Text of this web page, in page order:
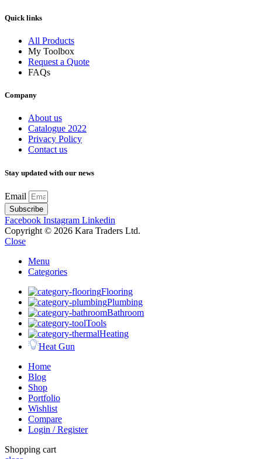
Quick links
All Products
My Toolbox
Request a Quote
FAQs
Company
About us
Catalogue 2022
Privacy Policy
Contact us
Stay updated with our news
Email
Subscribe
Facebook Instagram Linkedin
Copyright © 2026 Kara Traders Ltd.
Close
Menu
Categories
Flooring
Plumbing
Bathroom
Tools
Heating
Heat Gun
Home
Blog
Shop
Portfolio
Wishlist
Compare
Login / Register
Shopping cart